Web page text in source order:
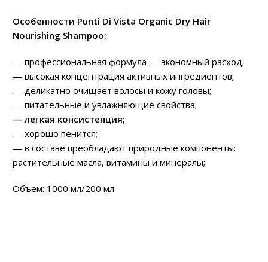
Особенности Punti Di Vista Organic Dry Hair
Nourishing Shampoo:
— профессиональная формула — экономный расход;
— высокая концентрация активных ингредиентов;
— деликатно очищает волосы и кожу головы;
— питательные и увлажняющие свойства;
— легкая консистенция;
— хорошо пенится;
— в составе преобладают природные компоненты:
растительные масла, витамины и минералы;
Объем: 1000 мл/200 мл